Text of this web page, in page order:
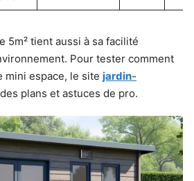
5m² tient aussi à sa facilité
Pour tester comment
mini espace, le site jardin-
plans et astuces de pro.